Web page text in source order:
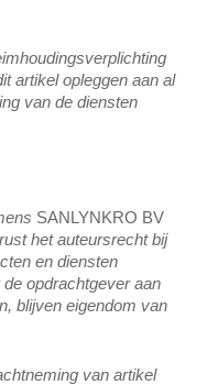
artikel opleggen aan al
van de diensten
SANLYNKRO BV
het auteursrecht bij
en diensten
opdrachtgever aan
blijven eigendom van
van artikel